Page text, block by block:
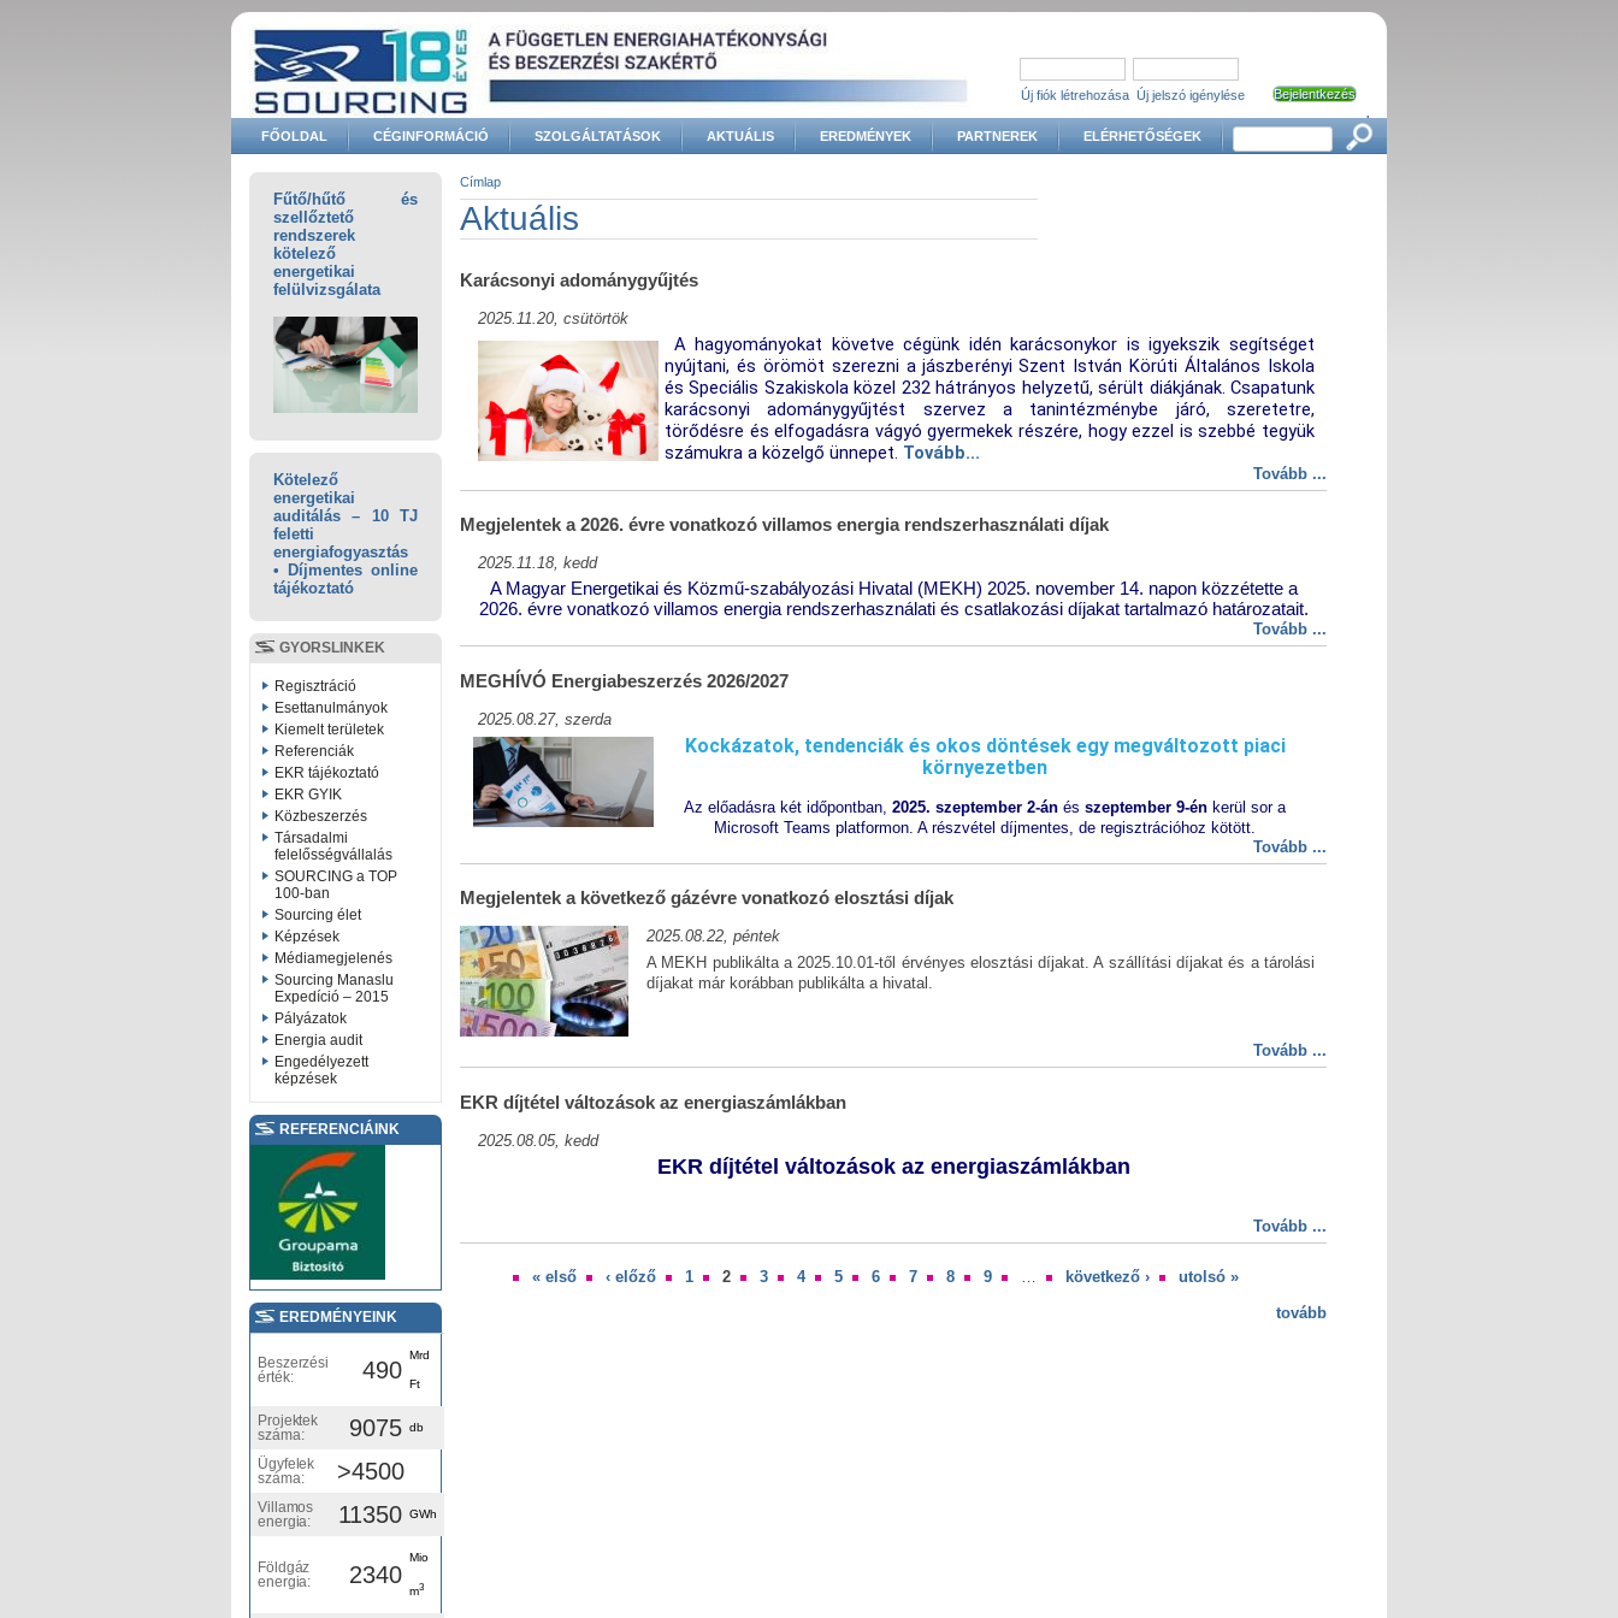
Új fiók létrehozása Új jelszó igénylése
'
FŐOLDAL CÉGINFORMÁCIÓ SZOLGÁLTATÁSOK AKTUÁLIS EREDMÉNYEK PARTNEREK ELÉRHETŐSÉGEK
Keresés űrlap
Keresés
Fűtő/hűtő és
szellőztető
rendszerek
kötelező
energetikai
felülvizsgálata
Kötelező
energetikai
auditálás – 10 TJ
feletti
energiafogyasztás
• Díjmentes online
tájékoztató
GYORSLINKEK
Regisztráció
Esettanulmányok
Kiemelt területek
Referenciák
EKR tájékoztató
EKR GYIK
Közbeszerzés
Társadalmi
felelősségvállalás
SOURCING a TOP
100-ban
Sourcing élet
Képzések
Médiamegjelenés
Sourcing Manaslu
Expedíció – 2015
Pályázatok
Energia audit
Engedélyezett
képzések
REFERENCIÁINK
EREDMÉNYEINK
Beszerzési
érték:
490
Mrd
Ft
Projektek
száma:
9075 db
Ügyfelek
száma:
>4500
Villamos
energia:
11350 GWh
Földgáz
energia:
2340
Mio
m3
Jelenlegi hely
Címlap
Aktuális
Karácsonyi adománygyűjtés
2025.11.20, csütörtök
A hagyományokat követve cégünk idén karácsonykor is igyekszik segítséget
nyújtani, és örömöt szerezni a jászberényi Szent István Körúti Általános Iskola
és Speciális Szakiskola közel 232 hátrányos helyzetű, sérült diákjának. Csapatunk
karácsonyi adománygyűjtést szervez a tanintézménybe járó, szeretetre,
törődésre és elfogadásra vágyó gyermekek részére, hogy ezzel is szebbé tegyük
számukra a közelgő ünnepet. Tovább...
Tovább ...
Megjelentek a 2026. évre vonatkozó villamos energia rendszerhasználati díjak
2025.11.18, kedd
A Magyar Energetikai és Közmű-szabályozási Hivatal (MEKH) 2025. november 14. napon közzétette a
2026. évre vonatkozó villamos energia rendszerhasználati és csatlakozási díjakat tartalmazó határozatait.
Tovább ...
MEGHÍVÓ Energiabeszerzés 2026/2027
2025.08.27, szerda
Kockázatok, tendenciák és okos döntések egy megváltozott piaci
környezetben
Az előadásra két időpontban, 2025. szeptember 2-án és szeptember 9-én kerül sor a
Microsoft Teams platformon. A részvétel díjmentes, de regisztrációhoz kötött.
Tovább ...
Megjelentek a következő gázévre vonatkozó elosztási díjak
2025.08.22, péntek
A MEKH publikálta a 2025.10.01-től érvényes elosztási díjakat. A szállítási díjakat és a tárolási
díjakat már korábban publikálta a hivatal.
Tovább ...
EKR díjtétel változások az energiaszámlákban
2025.08.05, kedd
EKR díjtétel változások az energiaszámlákban
Tovább ...
Oldalak « első ‹ előző 1 2 3 4 5 6 7 8 9 … következő ›
utolsó »
tovább